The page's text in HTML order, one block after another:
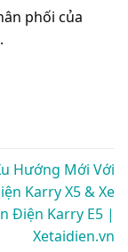
phối của
.
Hướng Mới Với
Karry X5 & Xe
Điện Karry E5 |
Xetaidien.vn